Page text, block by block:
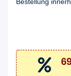
Bestellung